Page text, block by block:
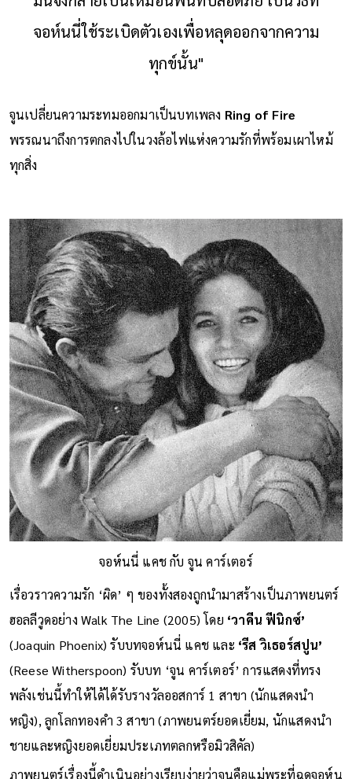
มีนจึงกลายเป็นเหมือนพื้นที่ปลอดภัย เป็นวิธีที่
จอห์นนี่ใช้ระเบิดตัวเองเพื่อหลุดออกจากความ
จูนเปลี่ยนความระทมออกมาเป็นบทเพลงRing of Fire
พรรณนาถึงการตกลงไปในวงล้อไฟแห่งความรักที่พร้อมเผาไหม้
จอห์นนี่ แคช กับ จูน คาร์เตอร์
เรื่อวราวความรัก ‘ผิด’ ๆ ของทั้งสองถูกนำมาสร้างเป็นภาพยนตร์
ฮอลลีวูดอย่าง Walk The Line (2005) โดย‘วาคีน ฟีนิกซ์’
(Joaquin Phoenix) รับบทจอห์นนี่ แคช และ‘รีส วิเธอร์สปูน’
(Reese Witherspoon) รับบท ‘จูน คาร์เตอร์’ การแสดงที่ทรง
พลังเช่นนี้ทำให้ได้ได้รับรางวัลออสการ์ 1 สาขา (นักแสดงนำ
หญิง), ลูกโลกทองคำ 3 สาขา (ภาพยนตร์ยอดเยี่ยม, นักแสดงนำ
ชายและหญิงยอดเยี่ยมประเภทตลกหรือมิวสิคัล)